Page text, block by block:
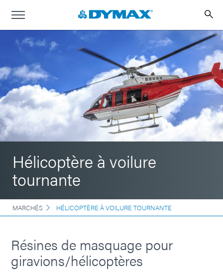
Hélicoptère à voilure
tournante
MARCHÉS HÉLICOPTÈRE À VOILURE TOURNANTE
Résines de masquage pour
giravions/hélicoptères